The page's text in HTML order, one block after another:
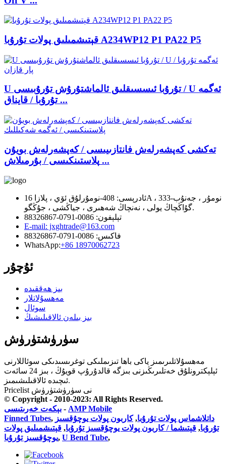
قېتىشمىلىق پولات تۇرۇبا A234WP12 P1 PA22 P5
U تۇرۇبا ئىسسىقلىق ئالماشتۇرۇش تۇرۇبىسى / U ئەگمە
تۇرۇبا / قايناق ...
تەكشى كەپشەرلەش فانتازىيىسى / كەپشەرلەش بويۇن
پلاستىنكىسى / بۇرمىلاش ...
ئادرېسى: 408-نومۇرلۇق ئۆي ، پلازا 16A ، 333-نومۇر ، جەنۇب
گۇاڭچاڭ يولى ، نەنچاڭ شەھىرى ، جياڭشى ، جۇڭگو.
تېلېفون: 0086-0791-88326867
E-mail: jxghtrade@163.com
فاكىس: 0086-0791-88326867
WhatsApp:+86 18970062723
ئۇچۇر
بىز ھەققىدە
مەھسۇلاتلار
سوئال
بىز بىلەن ئالاقىلىشىڭ
سۈرۈشتۈرۈش
مەھسۇلاتلىرىمىز ياكى باھا تىزىملىكى توغرىسىدىكى سوئاللارنى
ئېلېكترونلۇق خەتلىرىڭىزنى بىزگە قالدۇرۇپ قويۇڭ ، بىز 24 سائەت
ئىچىدە ئالاقىلىشىمىز.
Pricelist نى سۈرۈشتۈرۈش
© Copyright - 2010-2023: All Rights Reserved.
بېكەت خەرىتىسى - AMP Mobile
Finned Tubes, داتلاشماس پولات تۇرۇبا,كاربون پولات يوچۇقسىز
تۇرۇبا, قېتىشما / كاربون پولات يوچۇقسىز تۇرۇبا, قېتىشمىلىق پولات
يوچۇقسىز تۇرۇبا, U Bend Tube,